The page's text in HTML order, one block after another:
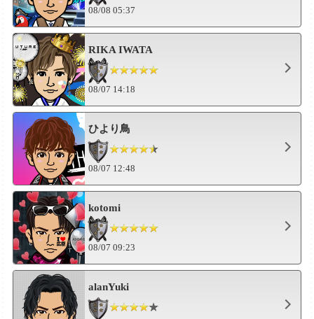
08/08 05:37
RIKA IWATA
08/07 14:18
ひより鳥
08/07 12:48
kotomi
08/07 09:23
alanYuki